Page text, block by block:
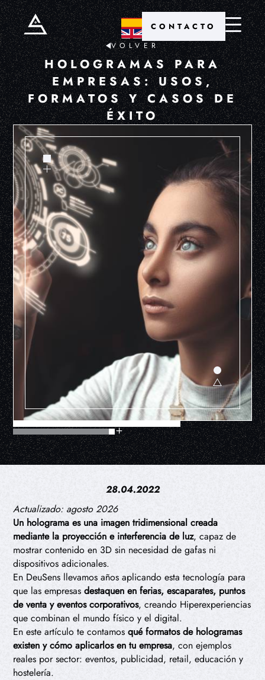
CONTACTO
VOLVER
HOLOGRAMAS PARA
EMPRESAS: USOS,
FORMATOS Y CASOS DE
ÉXITO
28.04.2022
Actualizado: agosto 2026
Un holograma es una imagen tridimensional creada
mediante la proyección e interferencia de luz, capaz de
mostrar contenido en 3D sin necesidad de gafas ni
dispositivos adicionales.
En DeuSens llevamos años aplicando esta tecnología para
que las empresasdestaquen en ferias, escaparates, puntos
de venta y eventos corporativos, creando Hiperexperiencias
que combinan el mundo físico y el digital.
En este artículo te contamosqué formatos de hologramas
existen y cómo aplicarlos en tu empresa, con ejemplos
reales por sector: eventos, publicidad, retail, educación y
hostelería.